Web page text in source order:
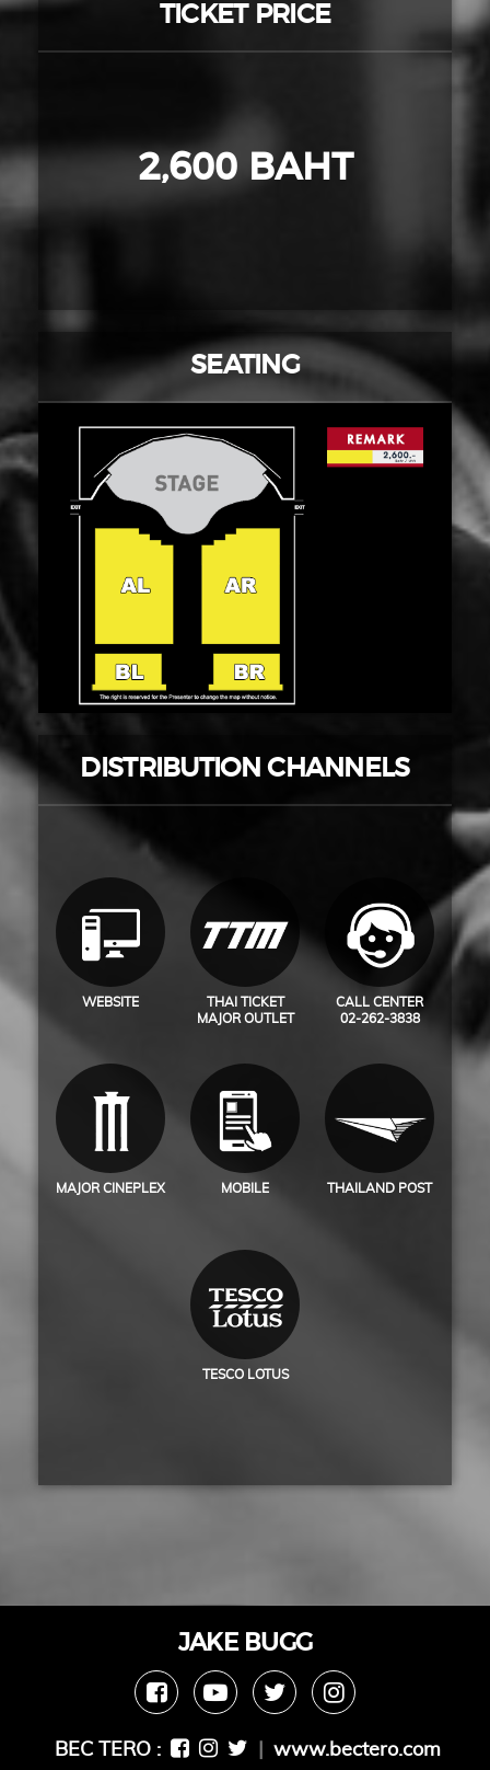
TICKET PRICE
2,600 BAHT
SEATING
DISTRIBUTION CHANNELS
WEBSITE
THAI TICKET
MAJOR OUTLET
CALL CENTER
02-262-3838
MAJOR CINEPLEX MOBILE THAILAND POST
TESCO LOTUS
JAKE BUGG
BEC TERO : www.bectero.com